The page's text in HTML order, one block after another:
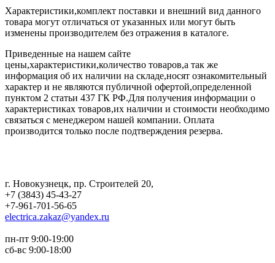
Характеристики,комплект поставки и внешний вид данного
товара могут отличаться от указанных или могут быть
изменены производителем без отражения в каталоге.
Приведенные на нашем сайте
цены,характеристики,количество товаров,а так же
информация об их наличии на складе,носят ознакомительный
характер и не являются публичной офертой,определенной
пунктом 2 статьи 437 ГК РФ.Для получения информации о
характеристиках товаров,их наличии и стоимости необходимо
связаться с менеджером нашей компании. Оплата
производится только после подтверждения резерва.
г. Новокузнецк, пр. Строителей 20,
+7 (3843) 45-43-27
+7-961-701-56-65
electrica.zakaz@yandex.ru
пн-пт 9:00-19:00
сб-вс 9:00-18:00